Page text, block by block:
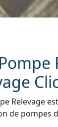
Relevage
de pompes